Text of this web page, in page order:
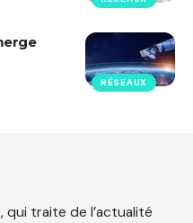
RÉSEAUX
, qui traite de l’actualité